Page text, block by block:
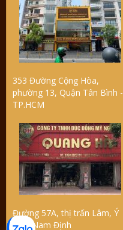
353 Đường Cộng Hòa,
phường 13, Quận Tân Bình -
TP.HCM
Đường 57A, thị trấn Lâm, Ý
Yên, Nam Định